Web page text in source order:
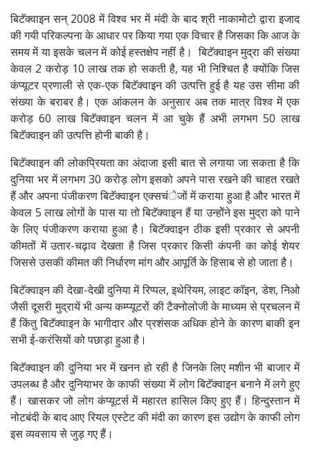
बिटॅक्वाइन सन् 2008 में विश्व भर में मंदी के बाद श्री नाकामोटो द्वारा इजाद
की गयी परिकल्पना के आधार पर किया गया एक विचार है जिसका कि आज के
समय में या इसके चलन में कोई हस्तक्षेप नहीं है। बिटॅक्वाइन मुद्रा की संख्या
केवल 2 करोड़ 10 लाख तक हो सकती है, यह भी निश्चित है क्योंकि जिस
कंप्यूटर प्रणाली से एक-एक बिटॅक्वाइन की उत्पत्ति हुई है यह उस सीमा की
संख्या के बराबर है। एक आंकलन के अनुसार अब तक मात्र विश्व में एक
करोड़ 60 लाख बिटॅक्वाइन चलन में आ चुके हैं अभी लगभग 50 लाख
बिटॅक्वाइन की उत्पत्ति होनी बाकी है।
बिटॅक्वाइन की लोकप्रियता का अंदाजा इसी बात से लगाया जा सकता है कि
दुनिया भर में लगभग 30 करोड़ लोग इसको अपने पास रखने की चाहत रखते
हैं और अपना पंजीकरण बिटॅक्वाइन एक्सचंेजों में कराया हुआ है और भारत में
केवल 5 लाख लोगों के पास या तो बिटॅक्वाइन हैं या उन्होेंने इस मुद्रा को पाने
के लिए पंजीकरण कराया हुआ है। बिटॅक्वाइन ठीक इसी प्रकार से अपनी
कीमतों में उतार-चढ़ाव देखता है जिस प्रकार किसी कंपनी का कोई शेयर
जिससे उसकी कीमत की निर्धारण मांग और आपूर्ति के हिसाब से हो जाता है।
बिटॅक्वाइन की देखा-देखी दुनिया में रिप्पल, इथेरियम, लाइट काॅइन, डेश, निओ
जैसी दूसरी मुद्रायें भी अन्य कम्प्यूटरों की टैक्नोलोजी के माध्यम से प्रचलन में
हैं किंतु बिटॅक्वाइन के भागीदार और प्रशंसक अधिक होने के कारण बाकी इन
सभी ई-करंसियों को पछाड़ा हुआ है।
बिटॅक्वाइन की दुनिया भर में खनन हो रही है जिनके लिए मशीन भी बाजार में
उपलब्ध है और दुनियाभर के काफी संख्या में लोग बिटॅक्वाइन बनाने में लगे हुए
हैं। खासकर जो लोग कंप्यूटर्स में महारत हासिल किए हुए हैं। हिन्दुस्तान में
नोटबंदी के बाद आए रियल एस्टेट की मंदी का कारण इस उद्योग के काफी लोग
इस व्यवसाय से जुड़ गए हैं।